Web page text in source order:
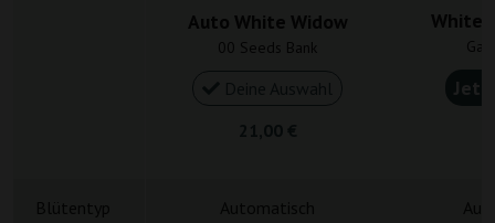
Auto White Widow
00 Seeds Bank
White